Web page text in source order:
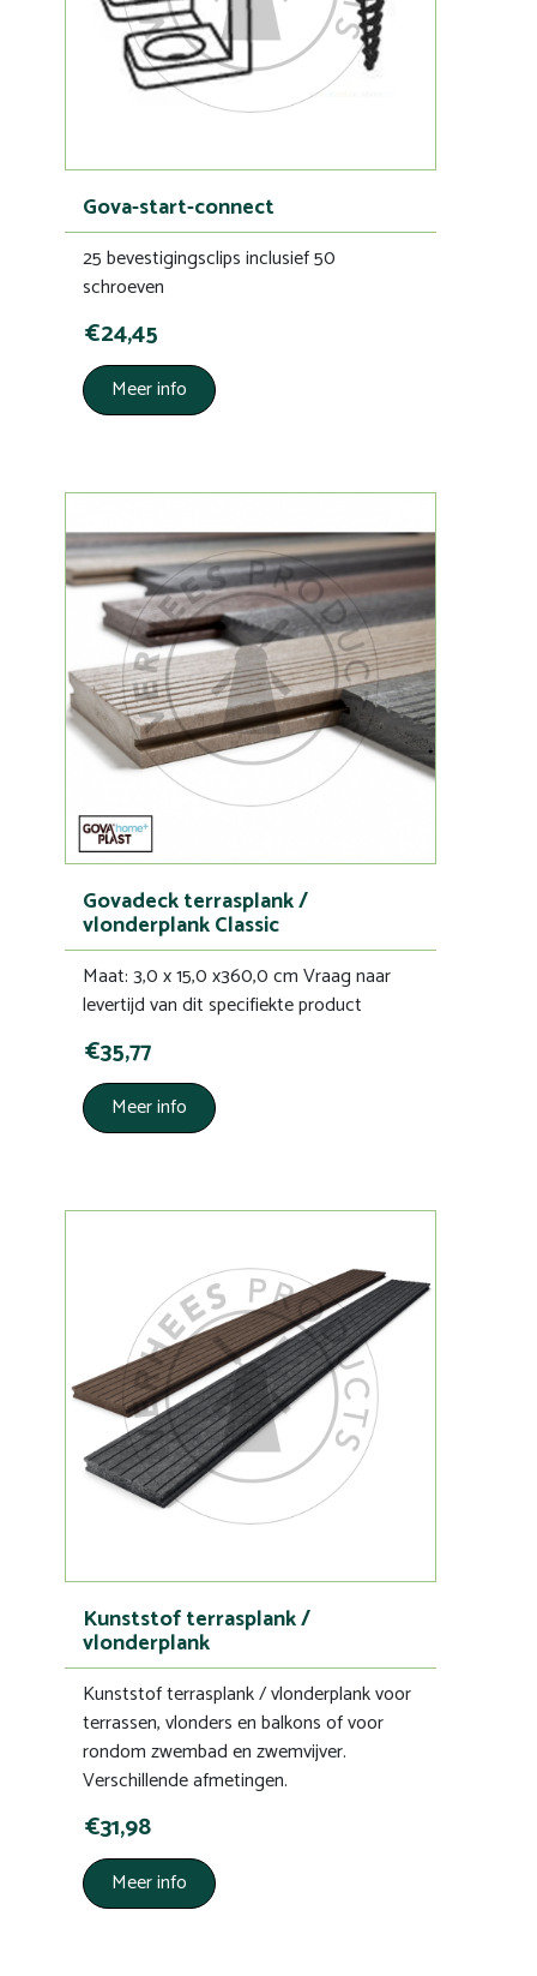
Gova-start-connect
25 bevestigingsclips inclusief 50
schroeven
€24,45
Meer info
Govadeck terrasplank /
vlonderplank Classic
Maat: 3,0 x 15,0 x360,0 cm Vraag naar
levertijd van dit specifiekte product
€35,77
Meer info
Kunststof terrasplank /
vlonderplank
Kunststof terrasplank / vlonderplank voor
terrassen, vlonders en balkons of voor
rondom zwembad en zwemvijver.
Verschillende afmetingen.
€31,98
Meer info